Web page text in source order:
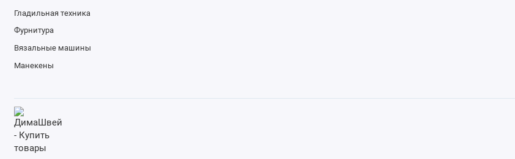
Гладильная техника
Фурнитура
Вязальные машины
Манекены